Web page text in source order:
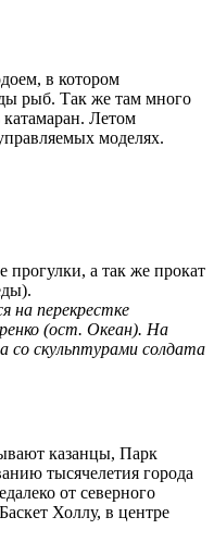
в котором
рыб. Так же там много
Летом
моделях.
прогулки, а так же прокат
на перекрестке
(ост. Океан). На
со скульптурами солдата
казанцы, Парк
тысячелетия города
от северного
Холлу, в центре